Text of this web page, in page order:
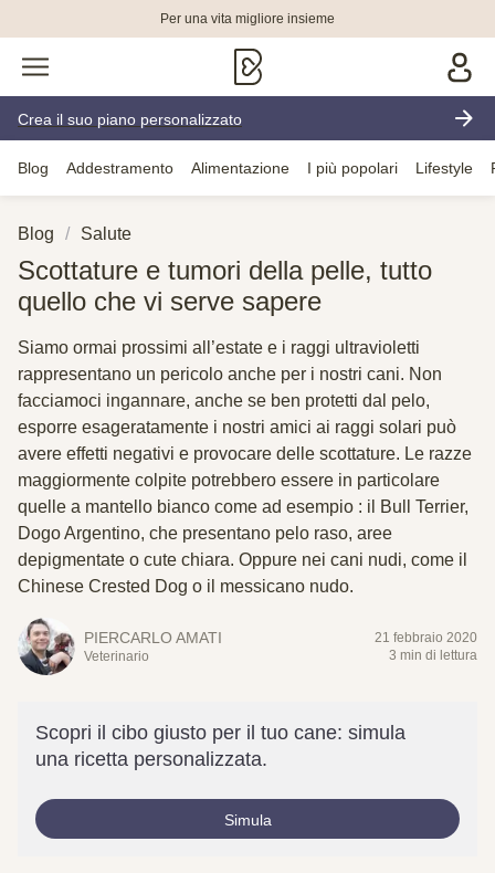
Per una vita migliore insieme
Crea il suo piano personalizzato
Blog Addestramento Alimentazione I più popolari Lifestyle
Blog Salute
Scottature e tumori della pelle, tutto
quello che vi serve sapere
Siamo ormai prossimi all’estate e i raggi ultravioletti
rappresentano un pericolo anche per i nostri cani. Non
facciamoci ingannare, anche se ben protetti dal pelo,
esporre esageratamente i nostri amici ai raggi solari può
avere effetti negativi e provocare delle scottature. Le razze
maggiormente colpite potrebbero essere in particolare
quelle a mantello bianco come ad esempio : il Bull Terrier,
Dogo Argentino, che presentano pelo raso, aree
depigmentate o cute chiara. Oppure nei cani nudi, come il
Chinese Crested Dog o il messicano nudo.
PIERCARLO AMATI
Veterinario
21 febbraio 2020
3 min di lettura
Scopri il cibo giusto per il tuo cane: simula
una ricetta personalizzata.
Simula